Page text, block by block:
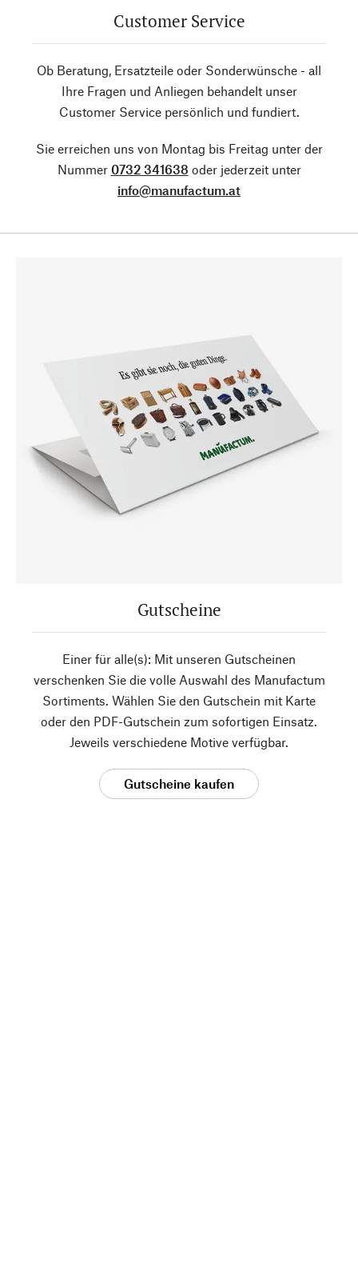
Customer Service
Ob Beratung, Ersatzteile oder Sonderwünsche - all
Ihre Fragen und Anliegen behandelt unser
Customer Service persönlich und fundiert.
Sie erreichen uns von Montag bis Freitag unter der
Nummer 0732 341638 oder jederzeit unter
info@manufactum.at
Gutscheine
Einer für alle(s): Mit unseren Gutscheinen
verschenken Sie die volle Auswahl des Manufactum
Sortiments. Wählen Sie den Gutschein mit Karte
oder den PDF-Gutschein zum sofortigen Einsatz.
Jeweils verschiedene Motive verfügbar.
Gutscheine kaufen